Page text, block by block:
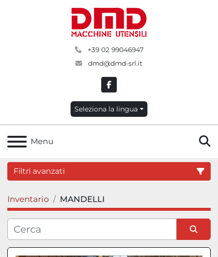
+39 02 99046947
dmd@dmd-srl.it
facebook
Seleziona la lingua
Menu
Filtri avanzati
Categoria
Condizione
Inventario MANDELLI
Ordina per